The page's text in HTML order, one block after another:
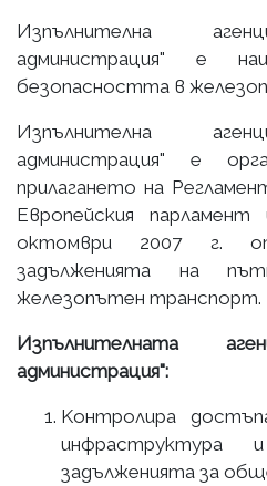
Изпълнителна
администрация" е
безопасността в
Изпълнителна
администрация" е
прилагането на
Европейския
октомври 2007 г.
задълженията на
железопътен транспорт.
Изпълнителната
администрация":
Kонтролира
инфраструктура
задълженията за